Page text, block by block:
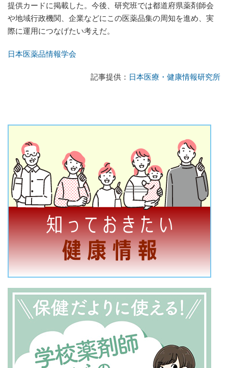
提供カードに掲載した。今後、研究班では都道府県薬剤師会
や地域行政機関、企業などにこの医薬品集の周知を進め、実
際に運用につなげたい考えだ。
日本医薬品情報学会
記事提供： 日本医療・健康情報研究所